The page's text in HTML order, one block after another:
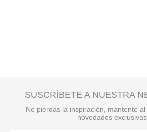
SUSCRÍBETE A NUESTRA
No pierdas la inspiración, mantente
novedades exclusivas